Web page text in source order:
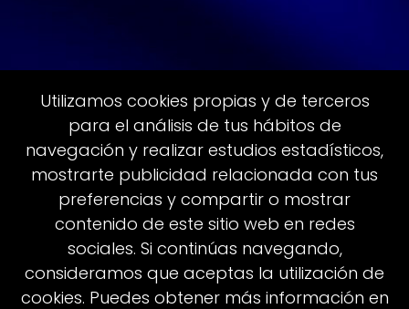
Utilizamos cookies propias y de terceros
para el análisis de tus hábitos de
navegación y realizar estudios estadísticos,
mostrarte publicidad relacionada con tus
preferencias y compartir o mostrar
contenido de este sitio web en redes
sociales. Si continúas navegando,
consideramos que aceptas la utilización de
cookies. Puedes obtener más información en